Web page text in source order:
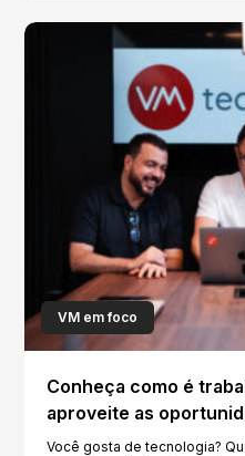
VM em foco
Conheça como é
aproveite as
Você gosta de tecnologia?